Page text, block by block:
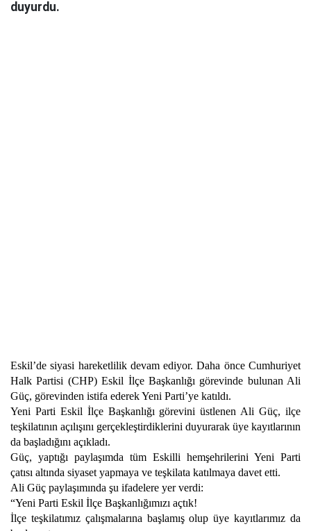
duyurdu.
Eskil’de siyasi hareketlilik devam ediyor. Daha önce Cumhuriyet
Halk Partisi (CHP) Eskil İlçe Başkanlığı görevinde bulunan Ali
Güç, görevinden istifa ederek Yeni Parti’ye katıldı.
Yeni Parti Eskil İlçe Başkanlığı görevini üstlenen Ali Güç, ilçe
teşkilatının açılışını gerçekleştirdiklerini duyurarak üye kayıtlarının
da başladığını açıkladı.
Güç, yaptığı paylaşımda tüm Eskilli hemşehrilerini Yeni Parti
çatısı altında siyaset yapmaya ve teşkilata katılmaya davet etti.
Ali Güç paylaşımında şu ifadelere yer verdi:
“Yeni Parti Eskil İlçe Başkanlığımızı açtık!
İlçe teşkilatımız çalışmalarına başlamış olup üye kayıtlarımız da